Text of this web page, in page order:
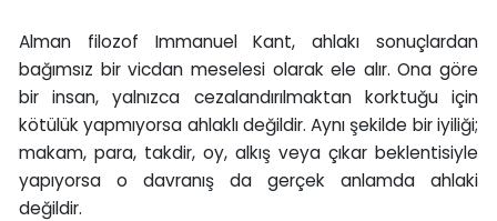
Alman filozof Immanuel Kant, ahlakı sonuçlardan
bağımsız bir vicdan meselesi olarak ele alır. Ona göre
bir insan, yalnızca cezalandırılmaktan korktuğu için
kötülük yapmıyorsa ahlaklı değildir. Aynı şekilde bir iyiliği;
makam, para, takdir, oy, alkış veya çıkar beklentisiyle
yapıyorsa o davranış da gerçek anlamda ahlaki
değildir.